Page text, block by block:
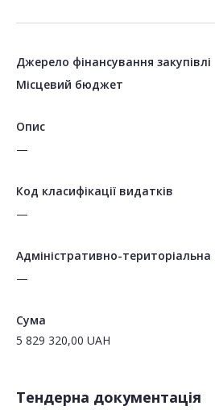
Джерело фінансування закупівлі
Місцевий бюджет
Опис
—
Код класифікації видатків
—
Адміністративно-територіальна
—
Сума
5 829 320,00 UAH
Тендерна документація